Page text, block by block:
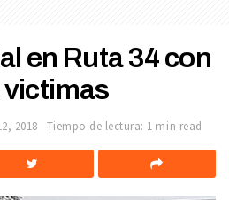
en Ruta 34 con
2018 Tiempo de lectura: 1 min read